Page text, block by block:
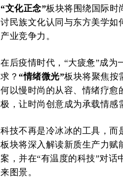
“文化正念”板块将围绕国际时
讨民族文化认同与东方美学如
产业竞争力。
在后疫情时代，“大疲惫”成
求？ “情绪微光”板块将聚焦按
何以慢时尚的从容、情绪疗愈
极，让时尚创意成为承载情感
科技不再是冷冰冰的工具，而
板块将深入解读新质生产力赋
案，并在“有温度的科技”对话
来图景。